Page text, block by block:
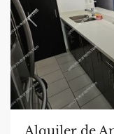
Previous